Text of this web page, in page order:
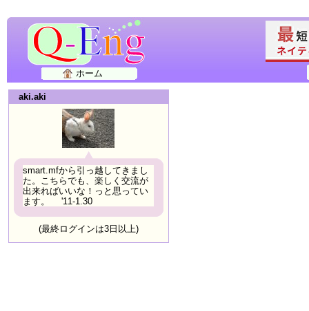
ホーム
aki.aki
smart.mfから引っ越してきまし
た。こちらでも、楽しく交流が
出来ればいいな！っと思ってい
ます。 '11-1.30
(最終ログインは3日以上)